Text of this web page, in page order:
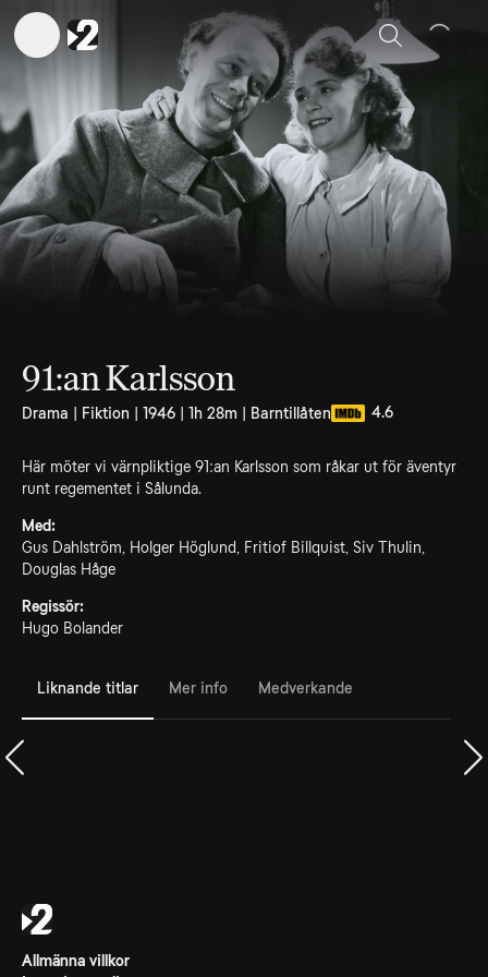
Sök
91:an Karlsson
Drama | Fiktion | 1946 | 1h 28m | Barntillåten 4.6
Här möter vi värnpliktige 91:an Karlsson som råkar ut för äventyr
runt regementet i Sålunda.
Med:
Gus Dahlström, Holger Höglund, Fritiof Billquist, Siv Thulin,
Douglas Håge
Regissör:
Hugo Bolander
Liknande titlar Mer info Medverkande
Allmänna villkor